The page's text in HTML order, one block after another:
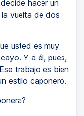
hacer un
vuelta de dos
usted es muy
Y a él, pues,
trabajo es bien
estilo caponero.